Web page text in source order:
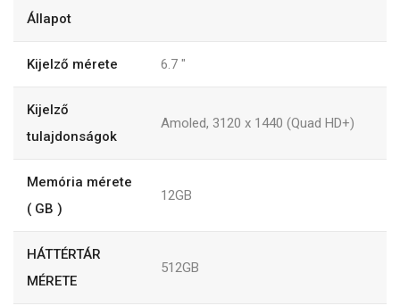
Állapot
Kijelző mérete 6.7 "
Kijelző
tulajdonságok
Amoled, 3120 x 1440 (Quad HD+)
Memória mérete
( GB )
12GB
HÁTTÉRTÁR
MÉRETE
512GB